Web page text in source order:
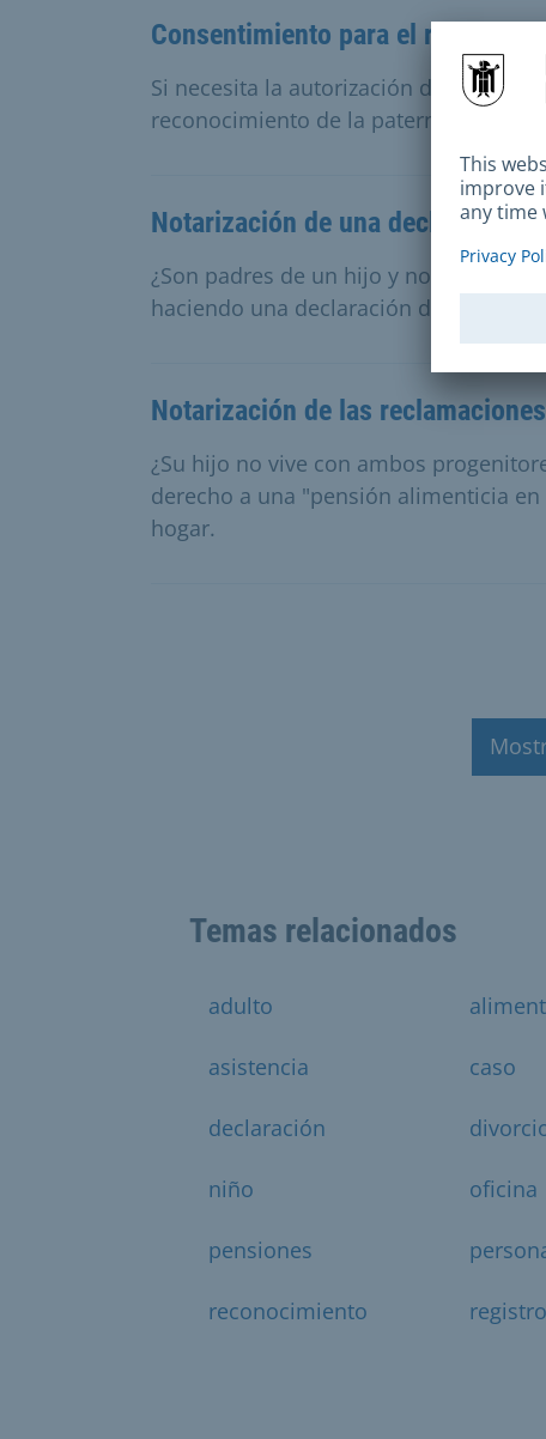
Consentimiento para el
Si necesita la autorización de la
reconocimiento de la paternidad,
Notarización de una declaración
¿Son padres de un hijo y no están
haciendo una declaración de custodia.
Notarización de las
¿Su hijo no vive con ambos
derecho a una "pensión alimenticia
hogar.
Temas relacionados
adulto
asistencia caso
declaración
niño oficina
pensiones
reconocimiento registro